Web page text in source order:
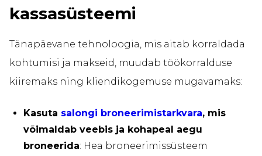
kassasüsteemi
Tänapäevane tehnoloogia, mis aitab korraldada
kohtumisi ja makseid, muudab töökorralduse
kiiremaks ning kliendikogemuse mugavamaks:
Kasuta salongi broneerimistarkvara, mis
võimaldab veebis ja kohapeal aegu
broneerida: Hea broneerimissüsteem